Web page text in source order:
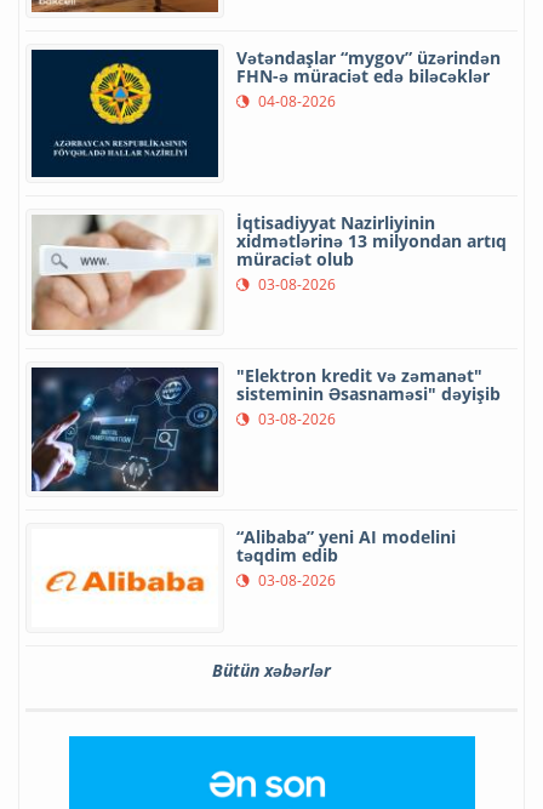
Vətəndaşlar “mygov” üzərindən
FHN-ə müraciət edə biləcəklər
04-08-2026
İqtisadiyyat Nazirliyinin
xidmətlərinə 13 milyondan artıq
müraciət olub
03-08-2026
"Elektron kredit və zəmanət"
sisteminin Əsasnaməsi" dəyişib
03-08-2026
“Alibaba” yeni AI modelini
təqdim edib
03-08-2026
Bütün xəbərlər